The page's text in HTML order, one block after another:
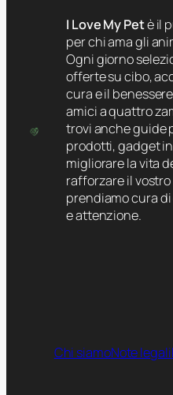
I Love My Petè il
per chi ama gli
Ogni giorno
offerte su cibo,
cura e il
amici a quattro
trovi anche guide
prodotti, gadget
migliorare la vita
rafforzare il vostro
prendiamo cura
e attenzione.
Chi siamoNote legali